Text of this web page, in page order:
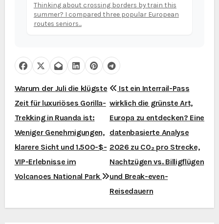
Thinking about crossing borders by train this
summer? I compared three popular European
routes seniors...
B
e
i
t
r
g
Warum der Juli die klügste
Zeit für luxuriöses Gorilla-
Trekking in Ruanda ist:
Weniger Genehmigungen,
klarere Sicht und 1.500-$-
VIP-Erlebnisse im
Volcanoes National Park
Ist ein Interrail-Pass
wirklich die grünste Art,
Europa zu entdecken? Eine
datenbasierte Analyse
2026 zu CO₂ pro Strecke,
Nachtzügen vs. Billigflügen
und Break-even-
Reisedauern